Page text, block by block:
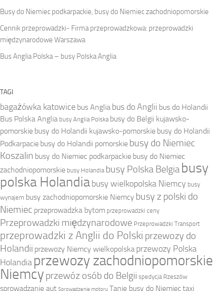
Busy do Niemiec podkarpackie, busy do Niemiec zachodniopomorskie
Cennik przeprowadzki- Firma przeprowadzkowa: przeprowadzki
międzynarodowe Warszawa
Bus Anglia Polska – busy Polska Anglia
TAGI
bagażówka katowice bus Anglia bus do Anglii bus do Holandii
Bus Polska Anglia busy Anglia Polska busy do Belgii kujawsko-
pomorskie busy do Holandii kujawsko-pomorskie busy do Holandii
Podkarpacie busy do Holandii pomorskie busy do Niemiec
Koszalin busy do Niemiec podkarpackie busy do Niemiec
zachodniopomorskie busy Holandia busy Polska Belgia busy
polska Holandiabusy wielkopolska Niemcy busy
wynajem busy zachodniopomorskie Niemcy busy z polski do
Niemiec przeprowadzka bytom przeprowadzki ceny
Przeprowadzki międzynarodowe Przeprowadzki Transport
przeprowadzki z Anglii do Polski przewozy do
Holandii przewozy Niemcy wielkopolska przewozy Polska
Holandia przewozy zachodniopomorskie
Niemcy przewóz osób do Belgii spedycja Rzeszów
sprowadzanie aut Sprowadzenie motoru Tanie busy do Niemiectaxi